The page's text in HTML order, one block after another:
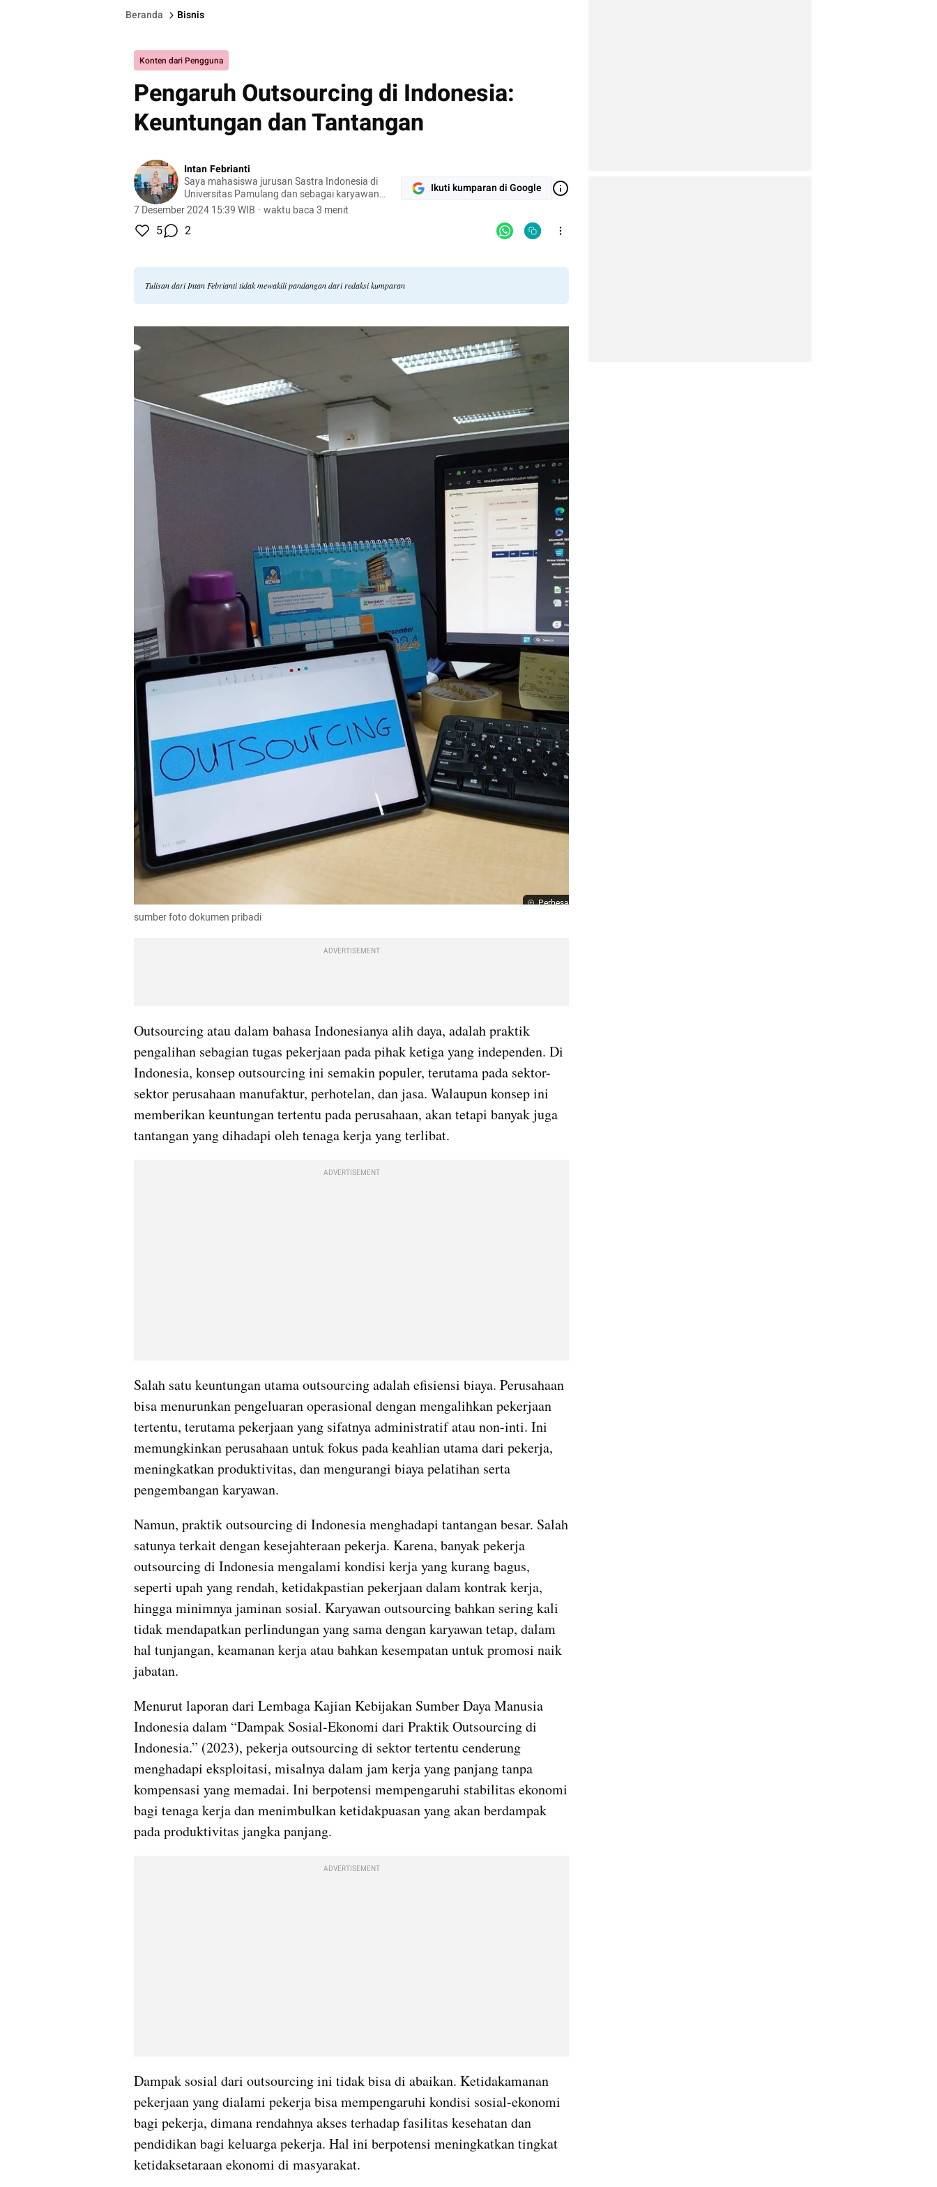
Beranda Bisnis
Konten dari Pengguna
Pengaruh Outsourcing di Indonesia:
Keuntungan dan Tantangan
Intan Febrianti
Saya mahasiswa jurusan Sastra Indonesia di
Universitas Pamulang dan sebagai karyawan
disalah satu perusahaan jakarta.
7 Desember 2024 15:39 WIB · waktu baca 3 menit
Ikuti kumparan di Google
5 2
Tulisan dari Intan Febrianti tidak mewakili pandangan dari redaksi kumparan
Perbesar
sumber foto dokumen pribadi
ADVERTISEMENT
Outsourcing atau dalam bahasa Indonesianya alih daya, adalah praktik
pengalihan sebagian tugas pekerjaan pada pihak ketiga yang independen. Di
Indonesia, konsep outsourcing ini semakin populer, terutama pada sektor-
sektor perusahaan manufaktur, perhotelan, dan jasa. Walaupun konsep ini
memberikan keuntungan tertentu pada perusahaan, akan tetapi banyak juga
tantangan yang dihadapi oleh tenaga kerja yang terlibat.
ADVERTISEMENT
Salah satu keuntungan utama outsourcing adalah efisiensi biaya. Perusahaan
bisa menurunkan pengeluaran operasional dengan mengalihkan pekerjaan
tertentu, terutama pekerjaan yang sifatnya administratif atau non-inti. Ini
memungkinkan perusahaan untuk fokus pada keahlian utama dari pekerja,
meningkatkan produktivitas, dan mengurangi biaya pelatihan serta
pengembangan karyawan.
Namun, praktik outsourcing di Indonesia menghadapi tantangan besar. Salah
satunya terkait dengan kesejahteraan pekerja. Karena, banyak pekerja
outsourcing di Indonesia mengalami kondisi kerja yang kurang bagus,
seperti upah yang rendah, ketidakpastian pekerjaan dalam kontrak kerja,
hingga minimnya jaminan sosial. Karyawan outsourcing bahkan sering kali
tidak mendapatkan perlindungan yang sama dengan karyawan tetap, dalam
hal tunjangan, keamanan kerja atau bahkan kesempatan untuk promosi naik
jabatan.
Menurut laporan dari Lembaga Kajian Kebijakan Sumber Daya Manusia
Indonesia dalam “Dampak Sosial-Ekonomi dari Praktik Outsourcing di
Indonesia.” (2023), pekerja outsourcing di sektor tertentu cenderung
menghadapi eksploitasi, misalnya dalam jam kerja yang panjang tanpa
kompensasi yang memadai. Ini berpotensi mempengaruhi stabilitas ekonomi
bagi tenaga kerja dan menimbulkan ketidakpuasan yang akan berdampak
pada produktivitas jangka panjang.
ADVERTISEMENT
Dampak sosial dari outsourcing ini tidak bisa di abaikan. Ketidakamanan
pekerjaan yang dialami pekerja bisa mempengaruhi kondisi sosial-ekonomi
bagi pekerja, dimana rendahnya akses terhadap fasilitas kesehatan dan
pendidikan bagi keluarga pekerja. Hal ini berpotensi meningkatkan tingkat
ketidaksetaraan ekonomi di masyarakat.